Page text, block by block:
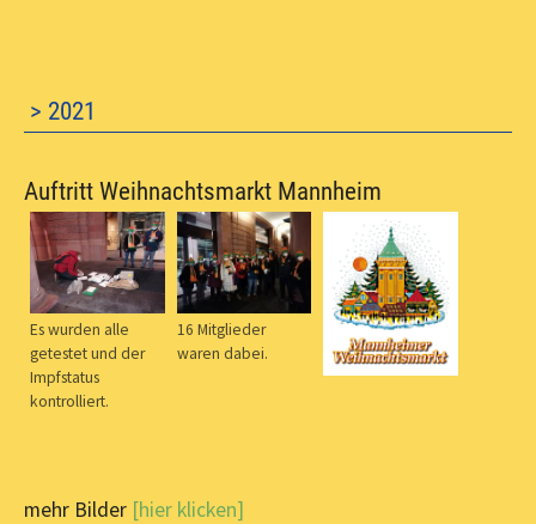
> 2021
Es wurden alle
getestet und der
Impfstatus
kontrolliert.
16 Mitglieder
waren dabei.
Auftritt Weihnachtsmarkt Mannheim
mehr Bilder [hier klicken]